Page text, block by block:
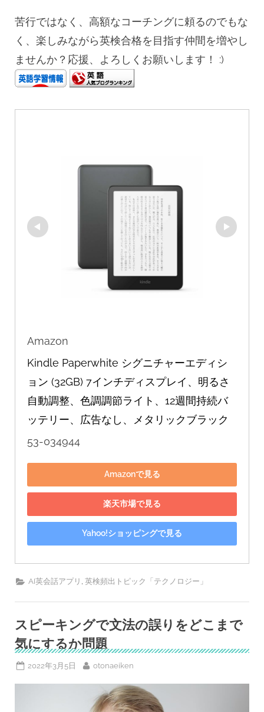
AI
の
登
場
化
が
起
こ
り
う
聞
い
苦行ではなく、高額なコーチングに頼るのでもな
く、楽しみながら英検合格を目指す仲間を増やし
ませんか？応援、よろしくお願いします！ :)
Amazon
Kindle Paperwhite シグニチャーエディシ
ョン (32GB) 7インチディスプレイ、明るさ
自動調整、色調調節ライト、12週間持続バ
ッテリー、広告なし、メタリックブラック
53-034944
Amazonで見る
楽天市場で見る
Yahoo!ショッピングで見る
AI英会話アプリ 英検頻出トピック「テクノロジー」
スピーキングで文法の誤りをどこまで
気にするか問題
Posted
2022年3月5日 By
otonaeiken